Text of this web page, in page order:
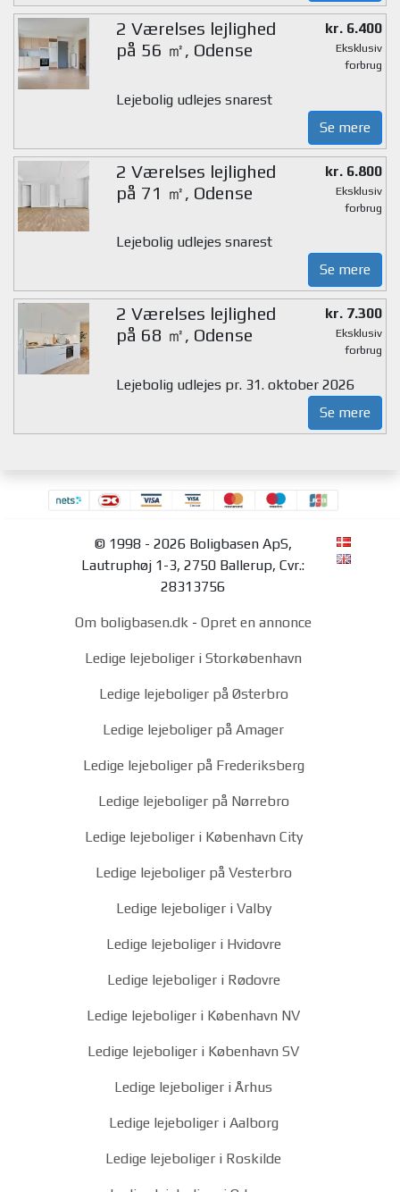
2 Værelses lejlighed
på 56 ㎡, Odense
kr. 6.400
Eksklusiv
forbrug
Lejebolig udlejes snarest
Se mere
2 Værelses lejlighed
på 71 ㎡, Odense
kr. 6.800
Eksklusiv
forbrug
Lejebolig udlejes snarest
Se mere
2 Værelses lejlighed
på 68 ㎡, Odense
kr. 7.300
Eksklusiv
forbrug
Lejebolig udlejes pr. 31. oktober 2026
Se mere
© 1998 - 2026 Boligbasen ApS,
Lautruphøj 1-3, 2750 Ballerup, Cvr.:
28313756
Om boligbasen.dk - Opret en annonce
Ledige lejeboliger i Storkøbenhavn
Ledige lejeboliger på Østerbro
Ledige lejeboliger på Amager
Ledige lejeboliger på Frederiksberg
Ledige lejeboliger på Nørrebro
Ledige lejeboliger i København City
Ledige lejeboliger på Vesterbro
Ledige lejeboliger i Valby
Ledige lejeboliger i Hvidovre
Ledige lejeboliger i Rødovre
Ledige lejeboliger i København NV
Ledige lejeboliger i København SV
Ledige lejeboliger i Århus
Ledige lejeboliger i Aalborg
Ledige lejeboliger i Roskilde